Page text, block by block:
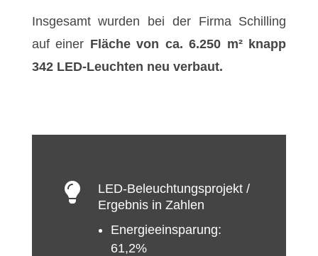
Insgesamt wurden bei der Firma Schilling
auf einer Fläche von ca. 6.250 m² knapp
342 LED-Leuchten neu verbaut.

LED-Beleuchtungsprojekt /
Ergebnis in Zahlen
Energieeinsparung:
61,2%